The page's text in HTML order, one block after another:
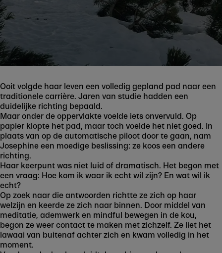
Play
Ooit volgde haar leven een volledig gepland pad naar een
traditionele carrière. Jaren van studie hadden een
duidelijke richting bepaald.
Maar onder de oppervlakte voelde iets onvervuld. Op
papier klopte het pad, maar toch voelde het niet goed. In
plaats van op de automatische piloot door te gaan, nam
Josephine een moedige beslissing: ze koos een andere
richting.
Haar keerpunt was niet luid of dramatisch. Het begon met
een vraag: Hoe kom ik waar ik echt wil zijn? En wat wil ik
echt?
Op zoek naar die antwoorden richtte ze zich op haar
welzijn en keerde ze zich naar binnen. Door middel van
meditatie, ademwerk en mindful bewegen in de kou,
begon ze weer contact te maken met zichzelf. Ze liet het
lawaai van buitenaf achter zich en kwam volledig in het
moment.